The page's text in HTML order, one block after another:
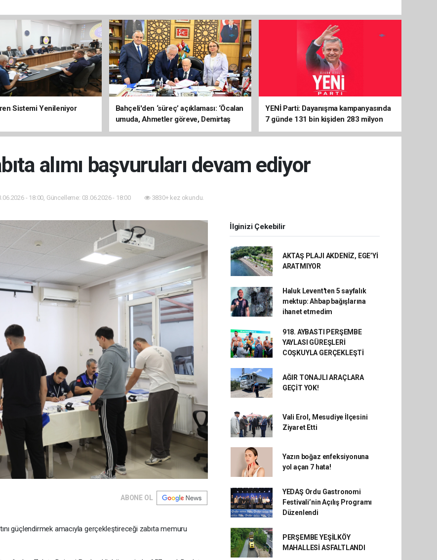
Sistemi Yenileniyor
Bahçeli'den ‘süreç’ açıklaması: ‘Öcalan
umuda, Ahmetler göreve, Demirtaş
evine dönmeli’
YENİ Parti: Dayanışma kampanyasında
7 günde 131 bin kişiden 283 milyon
liralık destek
alımı başvuruları devam ediyor
- 18:00, Güncelleme: 03.06.2026 - 18:00 3830+ kez okundu.
ABONE OL
güçlendirmek amacıyla gerçekleştireceği zabıta memuru
İlginizi Çekebilir
AKTAŞ PLAJI AKDENİZ, EGE’Yİ
ARATMIYOR
Haluk Levent'ten 5 sayfalık
mektup: Ahbap bağışlarına
ihanet etmedim
918. AYBASTI PERŞEMBE
YAYLASI GÜREŞLERİ
COŞKUYLA GERÇEKLEŞTİ
AĞIR TONAJLI ARAÇLARA
GEÇİT YOK!
Vali Erol, Mesudiye İlçesini
Ziyaret Etti
Yazın boğaz enfeksiyonuna
yol açan 7 hata!
YEDAŞ Ordu Gastronomi
Festivali’nin Açılış Programı
Düzenlendi
PERŞEMBE YEŞİLKÖY
MAHALLESİ ASFALTLANDI